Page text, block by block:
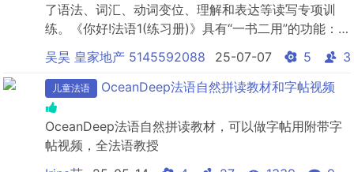
了语法、词汇、动词变位、理解和表达等读写专项训
练。《你好!法语1(练习册)》具有“一书二用”的功能：既
可课堂集体练习使用，又可课余自我训练使用；紧密结
合学生用书的各课重点和难点；从语法、词汇、动词变
位、理解、表达等角度，进行全方位读写能力训练。
吴昊 皇家地产 5145592088 25-07-07 5 3
儿童法语 OceanDeep法语自然拼读教材和字帖视频
OceanDeep法语自然拼读教材，可以做字帖用附带字
帖视频，全法语教授